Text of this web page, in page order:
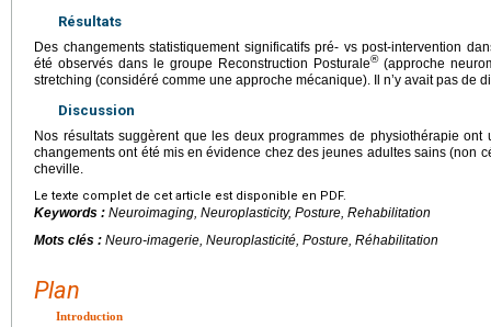
Résultats
Des changements statistiquement significatifs pré- vs post-intervention
été observés dans le groupe Reconstruction Posturale®(approche
stretching (considéré comme une approche mécanique). Il n’y avait pas de
Discussion
Nos résultats suggèrent que les deux programmes de physiothérapie ont
changements ont été mis en évidence chez des jeunes adultes sains (non
cheville.
Le texte complet de cet article est disponible en PDF.
Keywords : Neuroimaging, Neuroplasticity, Posture, Rehabilitation
Mots clés : Neuro-imagerie, Neuroplasticité, Posture, Réhabilitation
Plan
Introduction